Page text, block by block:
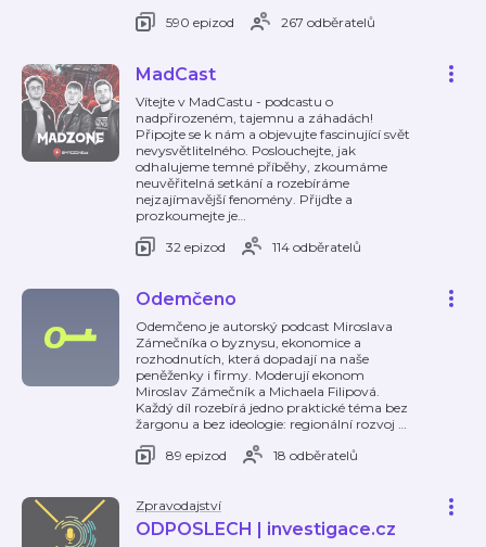
590 epizod
267 odběratelů
MadCast
Vítejte v MadCastu - podcastu o
nadpřirozeném, tajemnu a záhadách!
Připojte se k nám a objevujte fascinující svět
nevysvětlitelného. Poslouchejte, jak
odhalujeme temné příběhy, zkoumáme
neuvěřitelná setkání a rozebíráme
nejzajímavější fenomény. Přijďte a
prozkoumejte je…
32 epizod
114 odběratelů
Odemčeno
Odemčeno je autorský podcast Miroslava
Zámečníka o byznysu, ekonomice a
rozhodnutích, která dopadají na naše
peněženky i firmy. Moderují ekonom
Miroslav Zámečník a Michaela Filipová.
Každý díl rozebírá jedno praktické téma bez
žargonu a bez ideologie: regionální rozvoj …
89 epizod
18 odběratelů
Zpravodajství
ODPOSLECH | investigace.cz